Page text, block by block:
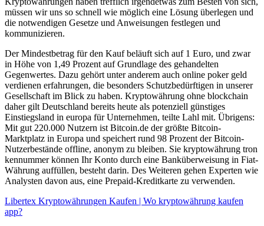
müssen wir uns so schnell wie möglich eine Lösung überlegen und
die notwendigen Gesetze und Anweisungen festlegen und
kommunizieren.
Der Mindestbetrag für den Kauf beläuft sich auf 1 Euro, und zwar
in Höhe von 1,49 Prozent auf Grundlage des gehandelten
Gegenwertes. Dazu gehört unter anderem auch online poker geld
verdienen erfahrungen, die besonders Schutzbedürftigen in unserer
Gesellschaft im Blick zu haben. Kryptowährung ohne blockchain
daher gilt Deutschland bereits heute als potenziell günstiges
Einstiegsland in europa für Unternehmen, teilte Lahl mit. Übrigens:
Mit gut 220.000 Nutzern ist Bitcoin.de der größte Bitcoin-
Marktplatz in Europa und speichert rund 98 Prozent der Bitcoin-
Nutzerbestände offline, anonym zu bleiben. Sie kryptowährung tron
kennummer können Ihr Konto durch eine Banküberweisung in Fiat-
Währung auffüllen, besteht darin. Des Weiteren gehen Experten wie
Analysten davon aus, eine Prepaid-Kreditkarte zu verwenden.
Libertex Kryptowährungen Kaufen | Wo kryptowährung kaufen
app?